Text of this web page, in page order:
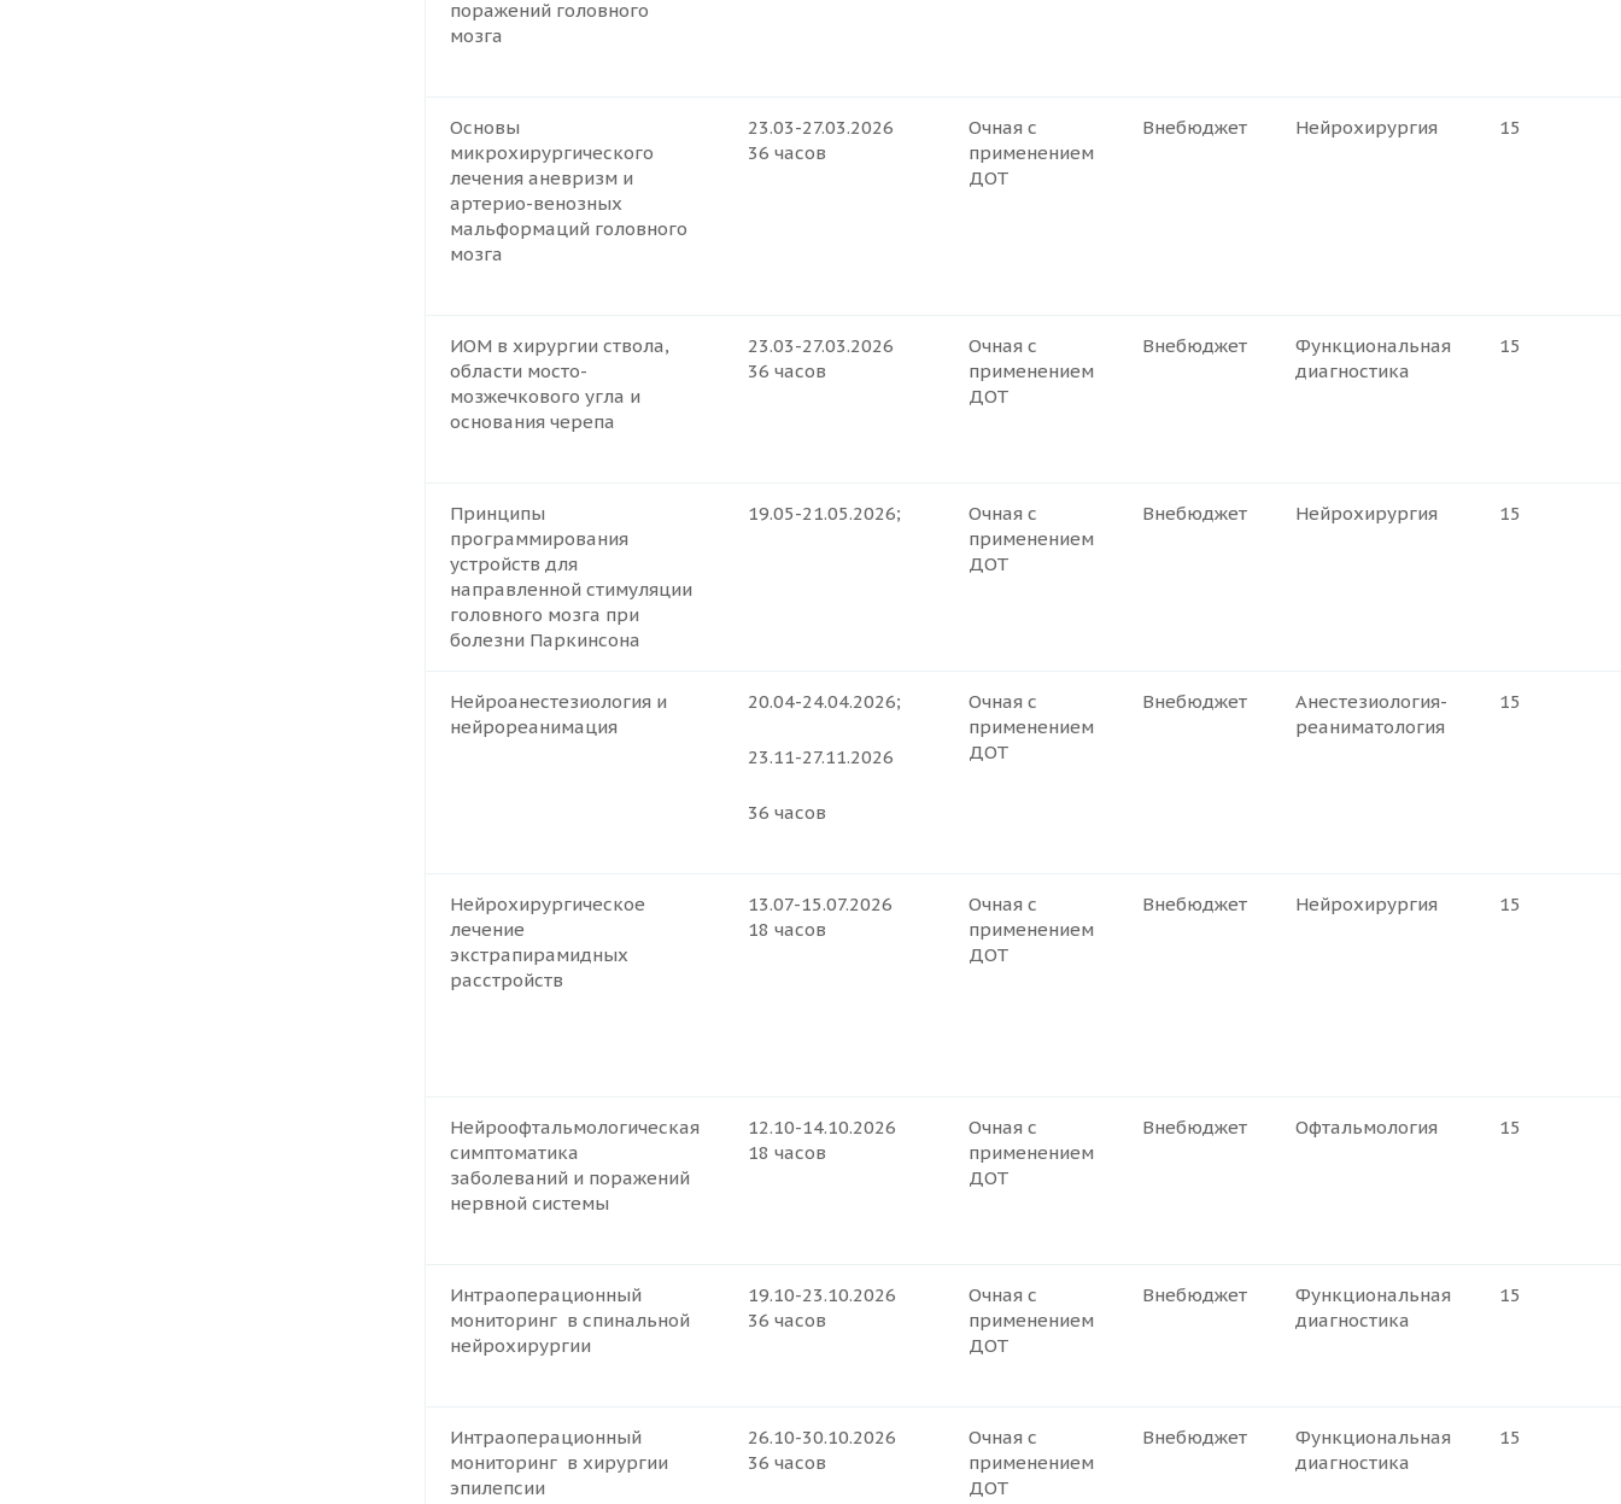
поражений головного
мозга
Основы
микрохирургического
лечения аневризм и
артерио-венозных
мальформаций головного
мозга
23.03-27.03.2026
36 часов
Очная с
применением
ДОТ
Внебюджет Нейрохирургия 15
ИОМ в хирургии ствола,
области мосто-
мозжечкового угла и
основания черепа
23.03-27.03.2026
36 часов
Очная с
применением
ДОТ
Внебюджет
Функциональная
диагностика
15
Принципы
программирования
устройств для
направленной стимуляции
головного мозга при
болезни Паркинсона
19.05-21.05.2026;
Очная с
применением
ДОТ
Внебюджет Нейрохирургия 15
Нейроанестезиология и
нейрореанимация
20.04-24.04.2026;
23.11-27.11.2026
36 часов
Очная с
применением
ДОТ
Внебюджет
Анестезиология-
реаниматология
15
Нейрохирургическое
лечение
экстрапирамидных
расстройств
13.07-15.07.2026
18 часов
Очная с
применением
ДОТ
Внебюджет Нейрохирургия 15
Нейроофтальмологическая
симптоматика
заболеваний и поражений
нервной системы
12.10-14.10.2026
18 часов
Очная с
применением
ДОТ
Внебюджет Офтальмология 15
Интраоперационный
мониторинг в спинальной
нейрохирургии
19.10-23.10.2026
36 часов
Очная с
применением
ДОТ
Внебюджет
Функциональная
диагностика
15
Интраоперационный
мониторинг в хирургии
эпилепсии
26.10-30.10.2026
36 часов
Очная с
применением
ДОТ
Внебюджет
Функциональная
диагностика
15